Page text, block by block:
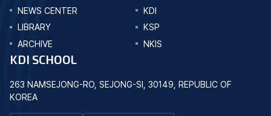
NEWS CENTER
LIBRARY
ARCHIVE
KDI
KSP
NKIS
KDI SCHOOL
263 NAMSEJONG-RO, SEJONG-SI, 30149, REPUBLIC OF
KOREA